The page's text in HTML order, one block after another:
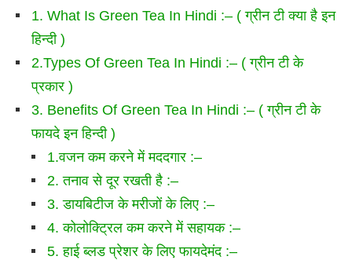
1. What Is Green Tea In Hindi :– ( ग्रीन टी क्या है इन
हिन्दी )
2.Types Of Green Tea In Hindi :– ( ग्रीन टी के
प्रकार )
3. Benefits Of Green Tea In Hindi :– ( ग्रीन टी के
फायदे इन हिन्दी )
1.वजन कम करने में मददगार :–
2. तनाव से दूर रखती है :–
3. डायबिटीज के मरीजों के लिए :–
4. कोलोक्ट्रिल कम करने में सहायक :–
5. हाई ब्लड प्रेशर के लिए फायदेमंद :–